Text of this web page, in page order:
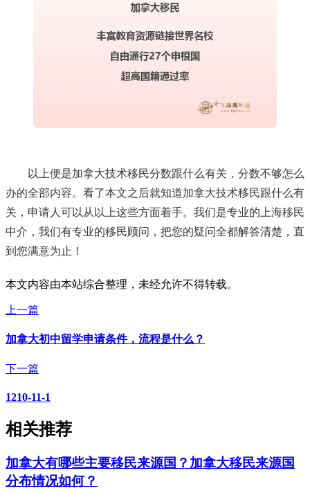
以上便是加拿大技术移民分数跟什么有关，分数不够怎么
办的全部内容。看了本文之后就知道加拿大技术移民跟什么有
关，申请人可以从以上这些方面着手。我们是专业的上海移民
中介，我们有专业的移民顾问，把您的疑问全都解答清楚，直
到您满意为止！
本文内容由本站综合整理，未经允许不得转载。
上一篇
加拿大初中留学申请条件，流程是什么？
下一篇
1210-11-1
相关推荐
加拿大有哪些主要移民来源国？加拿大移民来源国
分布情况如何？